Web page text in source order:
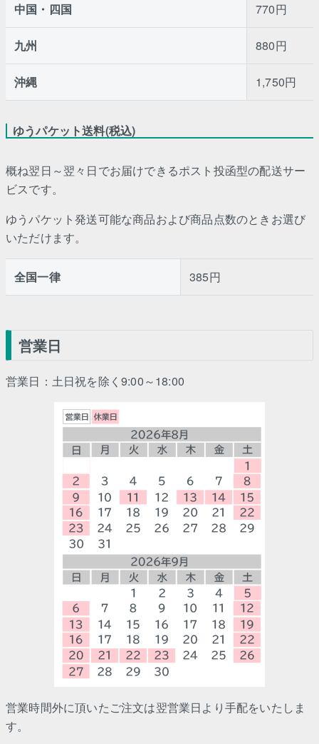
中国・四国 770円
九州 880円
沖縄 1,750円
ゆうパケット送料(税込)
概ね翌日～翌々日でお届けできるポスト投函型の配送サー
ビスです。
ゆうパケット発送可能な商品および商品点数のときお選び
いただけます。
全国一律 385円
営業日
営業日：土日祝を除く9:00～18:00
営業時間外に頂いたご注文は翌営業日より手配をいたしま
す。